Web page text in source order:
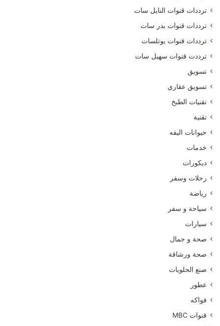
ترددات قنوات النايل سات
ترددات قنوات بدر سات
ترددات قنوات يوتلسات
ترددت قنوات سهيل سات
تسويق
تسويق عقاري
تقنيات الطبخ
تقنية
حيوانات اليفه
خدمات
ديكورات
رحلات وسفر
رياضة
سياحة و سفر
سيارات
صحة و جمال
صحة ورشاقة
صنع الحلويات
عطور
فواكه
قنوات MBC